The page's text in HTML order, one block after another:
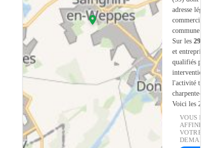
adresse légale ou
commerciale
commune.
Sur les 299
et entreprises
qualifiés pour une
intervention sur
l'activité
charpente-bois.
Voici les 20
VOUS
AFFINER
VOTRE
DEMANDE :